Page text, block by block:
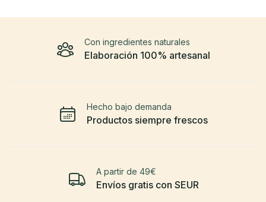
Elaboración 100% artesanal
Con ingredientes naturales
Productos siempre frescos
Hecho bajo demanda
Envíos gratis con SEUR
A partir de 49€